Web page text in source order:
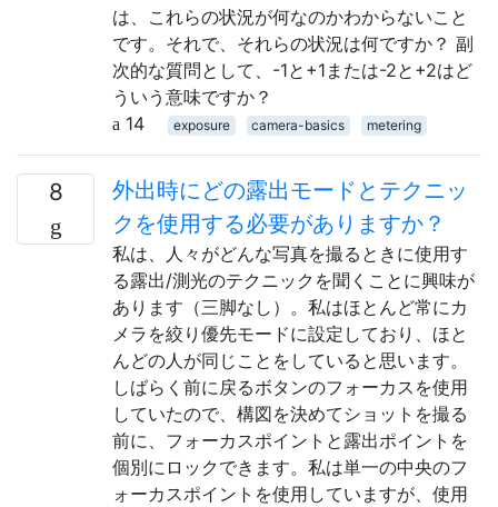
は、これらの状況が何なのかわからないこと
です。それで、それらの状況は何ですか？ 副
次的な質問として、-1と+1または-2と+2はど
ういう意味ですか？
14
exposure camera-basics metering
8
外出時にどの露出モードとテクニッ
クを使用する必要がありますか？
私は、人々がどんな写真を撮るときに使用す
る露出/測光のテクニックを聞くことに興味が
あります（三脚なし）。私はほとんど常にカ
メラを絞り優先モードに設定しており、ほと
んどの人が同じことをしていると思います。
しばらく前に戻るボタンのフォーカスを使用
していたので、構図を決めてショットを撮る
前に、フォーカスポイントと露出ポイントを
個別にロックできます。私は単一の中央のフ
ォーカスポイントを使用していますが、使用